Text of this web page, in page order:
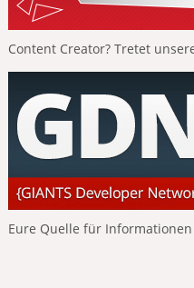
Content Creator? Tretet
Eure Quelle für